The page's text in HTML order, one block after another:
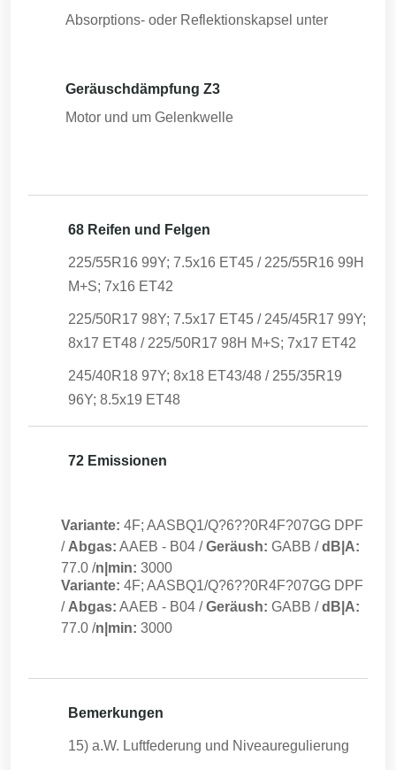
Absorptions- oder Reflektionskapsel unter
Geräuschdämpfung Z3
Motor und um Gelenkwelle
68 Reifen und Felgen
225/55R16 99Y; 7.5x16 ET45 / 225/55R16 99H
M+S; 7x16 ET42
225/50R17 98Y; 7.5x17 ET45 / 245/45R17 99Y;
8x17 ET48 / 225/50R17 98H M+S; 7x17 ET42
245/40R18 97Y; 8x18 ET43/48 / 255/35R19
96Y; 8.5x19 ET48
72 Emissionen
Variante: 4F; AASBQ1/Q?6??0R4F?07GG DPF
/ Abgas: AAEB - B04 /Geräush: GABB /dB|A:
77.0 /n|min: 3000
Variante: 4F; AASBQ1/Q?6??0R4F?07GG DPF
/ Abgas: AAEB - B04 /Geräush: GABB /dB|A:
77.0 /n|min: 3000
Bemerkungen
15) a.W. Luftfederung und Niveauregulierung